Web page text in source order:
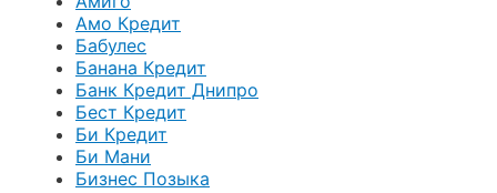
Амо Кредит
Бабулес
Банана Кредит
Банк Кредит Днипро
Бест Кредит
Би Кредит
Би Мани
Бизнес Позыка